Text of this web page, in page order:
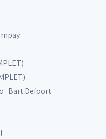
: Bart Defoort